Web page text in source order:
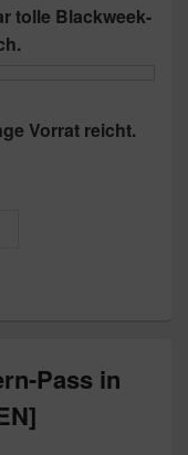
tolle Blackweek-
Vorrat reicht.
Pass in